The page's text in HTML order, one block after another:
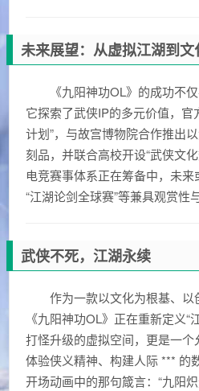
未来展望：从虚拟江湖到
《九阳神功OL》的成功不
它探索了武侠IP的多元价值，官
计划”，与故宫博物院合作推出
刻品，并联合高校开设“武侠文
电竞赛事体系正在筹备中，未来
“江湖论剑全球赛”等兼具观赏性
武侠不死，江湖永续
作为一款以文化为根基、以
《九阳神功OL》正在重新定义“
打怪升级的虚拟空间，更是一个
体验侠义精神、构建人际 *** 的
开场动画中的那句箴言：“九阳